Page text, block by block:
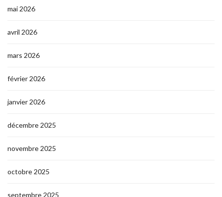
mai 2026
avril 2026
mars 2026
février 2026
janvier 2026
décembre 2025
novembre 2025
octobre 2025
septembre 2025